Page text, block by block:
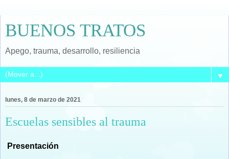
BUENOS TRATOS
Apego, trauma, desarrollo, resiliencia
▼
lunes, 8 de marzo de 2021
Escuelas sensibles al trauma
Presentación